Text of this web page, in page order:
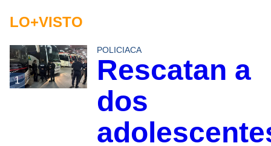
LO+VISTO
1
POLICIACA
Rescatan a
dos